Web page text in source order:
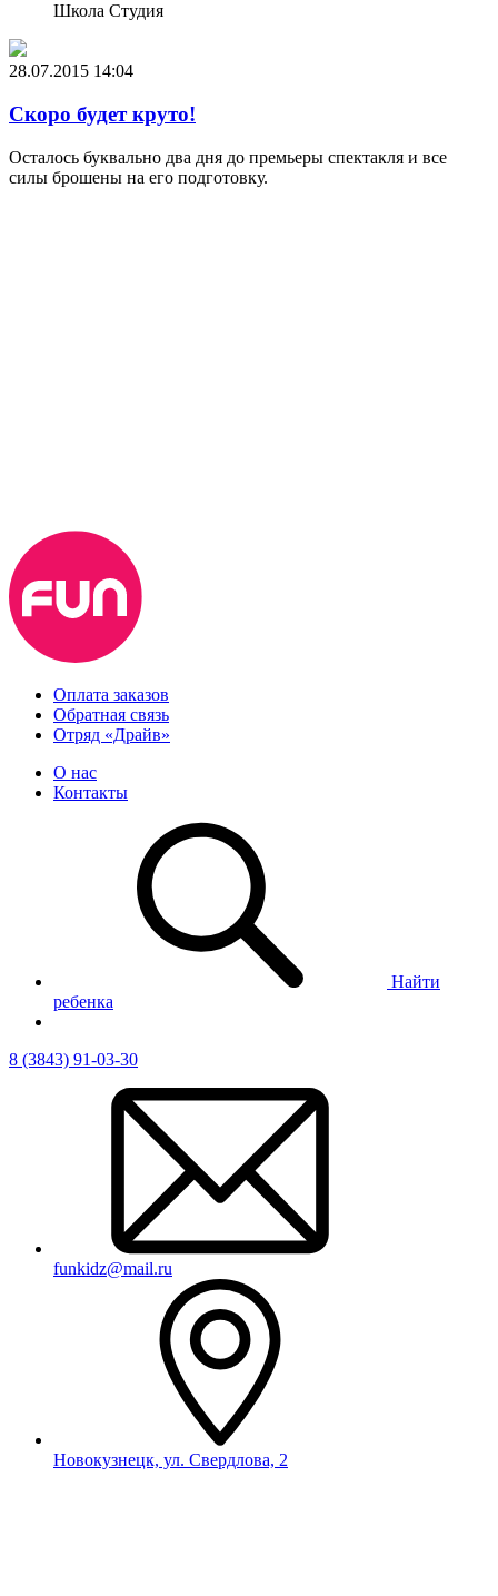
Школа Студия
28.07.2015 14:04
Скоро будет круто!
Осталось буквально два дня до премьеры спектакля и все
силы брошены на его подготовку.
Оплата заказов
Обратная связь
Отряд «Драйв»
О нас
Контакты
Найти
ребенка
8 (3843) 91-03-30
funkidz@mail.ru
Новокузнецк, ул. Свердлова, 2